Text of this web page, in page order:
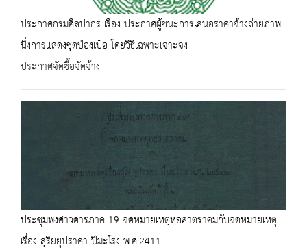
ประกาศกรมศิลปากร เรื่อง ประกาศผู้ชนะการเสนอราคาจ้างถ่ายภาพ
นิ่งการเเสดงชุดป่องเป๋อ โดยวิธีเฉพาะเจาะจง
ประกาศจัดซื้อจัดจ้าง
ประชุมพงศาวดารภาค 19 จดหมายเหตุหอสาตราคมกับจดหมายเหตุ
เรื่อง สุริยยุปราคา ปีมะโรง พ.ศ.2411